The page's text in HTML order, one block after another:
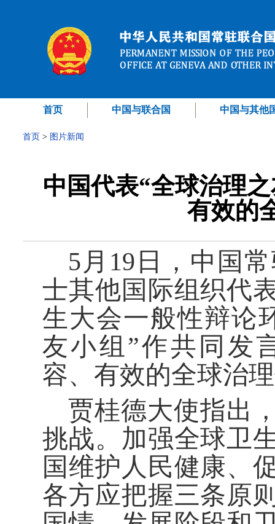
首页 中国与联合国 中国与其他
首页 > 图片新闻
中国代表“全球治理
有效的
5月19日，中国
士其他国际组织代
生大会一般性辩论
友小组”作共同发
容、有效的全球治
贾桂德大使指出
挑战。加强全球卫
国维护人民健康、
各方应把握三条原